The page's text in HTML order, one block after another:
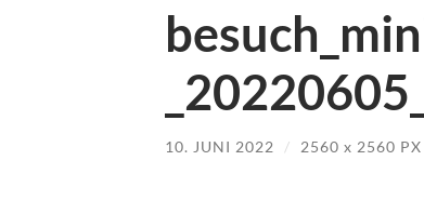
10. JUNI 2022 / 2560 x 2560 PX